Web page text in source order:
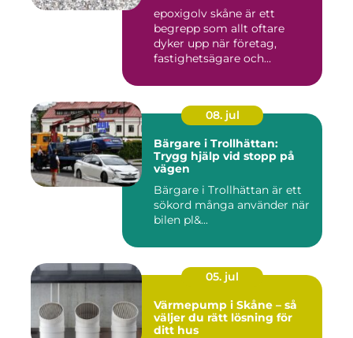
epoxigolv skåne är ett
begrepp som allt oftare
dyker upp när företag,
fastighetsägare och
08. jul
Bärgare i Trollhättan:
Trygg hjälp vid stopp på
vägen
Bärgare i Trollhättan är ett
sökord många använder när
bilen pl&...
05. jul
Värmepump i Skåne – så
väljer du rätt lösning för
ditt hus